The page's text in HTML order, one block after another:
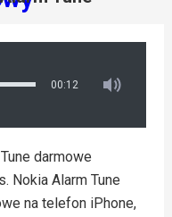
00:12
darmowe
Nokia Alarm Tune
na telefon iPhone,